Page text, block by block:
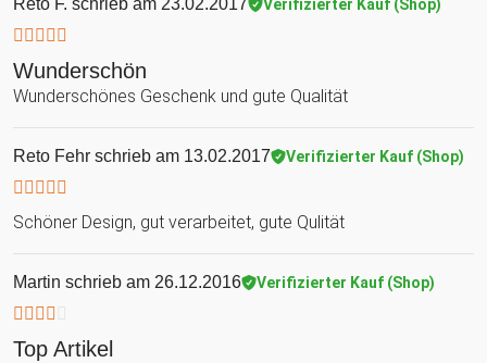
Reto F. schrieb am 23.02.2017 Verifizierter Kauf (Shop)
Wunderschön
Wunderschönes Geschenk und gute Qualität
Reto Fehr schrieb am 13.02.2017 Verifizierter Kauf (Shop)
Schöner Design, gut verarbeitet, gute Qulität
Martin schrieb am 26.12.2016 Verifizierter Kauf (Shop)
Top Artikel